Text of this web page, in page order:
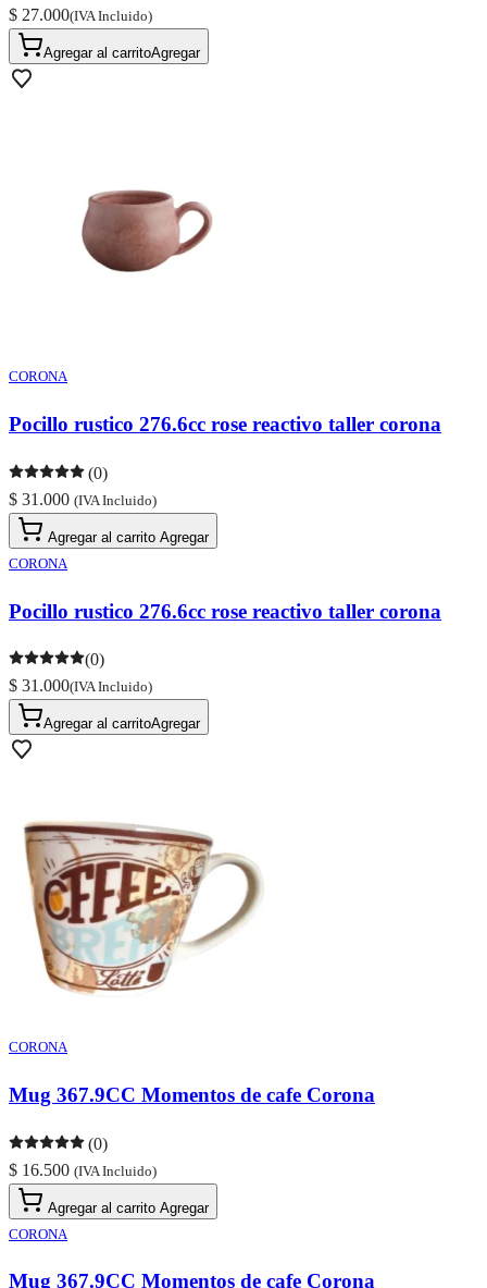
$ 27.000(IVA Incluido)
Agregar al carritoAgregar
CORONA
Pocillo rustico 276.6cc rose reactivo taller corona
(0)
$ 31.000 (IVA Incluido)
Agregar al carrito Agregar
CORONA
Pocillo rustico 276.6cc rose reactivo taller corona
(0)
$ 31.000(IVA Incluido)
Agregar al carritoAgregar
CORONA
Mug 367.9CC Momentos de cafe Corona
(0)
$ 16.500 (IVA Incluido)
Agregar al carrito Agregar
CORONA
Mug 367.9CC Momentos de cafe Corona